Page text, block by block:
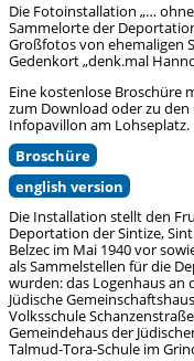
Die Fotoinstallation „…
Sammelorte der
Großfotos von ehemaligen
Gedenkort „denk.mal
Eine kostenlose Broschüre
zum Download oder zu
Infopavillon am Lohseplatz.
Broschüre
english version
Die Installation stellt den
Deportation der Sintize,
Belzec im Mai 1940 vor
als Sammelstellen für die
wurden: das Logenhaus an
Jüdische
Volksschule
Gemeindehaus der
Talmud-Tora-Schule im